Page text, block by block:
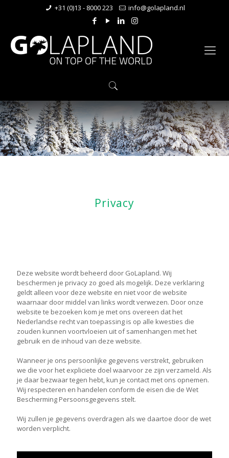
+31 (0)13 - 8000 223 info@golapland.nl
Privacy
Deze website wordt beheerd door GoLapland. Wij
beschermen je privacy zo goed als mogelijk. Deze verklaring
geldt alleen voor deze website en niet voor de website
waarnaar door middel van links wordt verwezen. Door onze
website te bezoeken kom je met ons overeen dat het
Nederlandse recht van toepassing is op alle kwesties die
zouden kunnen voortvloeien uit of samenhangen met het
gebruik en de inhoud van deze website.
Wanneer je ons persoonlijke gegevens verstrekt, gebruiken
we die voor het expliciete doel waarvoor ze zijn verzameld. Als
je daar bezwaar tegen hebt, kun je contact met ons opnemen.
Wij respecteren en handelen conform de eisen die de Wet
Bescherming Persoonsgegevens stelt.
Wij zullen je gegevens overdragen als we daartoe door de wet
worden verplicht.